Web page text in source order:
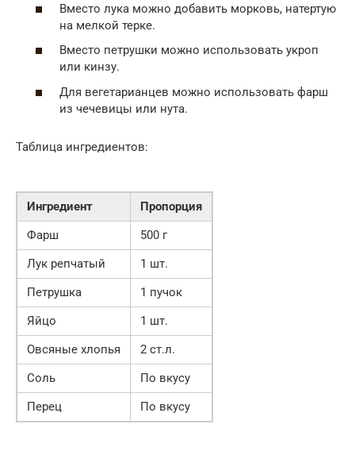
Вместо лука можно добавить морковь, натертую
на мелкой терке.
Вместо петрушки можно использовать укроп
или кинзу.
Для вегетарианцев можно использовать фарш
из чечевицы или нута.
Таблица ингредиентов:
Ингредиент
Пропорция
Фарш
500 г
Лук репчатый
1 шт.
Петрушка
1 пучок
Яйцо
1 шт.
Овсяные хлопья
2 ст.л.
Соль
По вкусу
Перец
По вкусу